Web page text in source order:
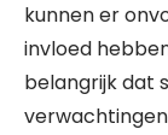
kunnen er
invloed
belangrijk dat